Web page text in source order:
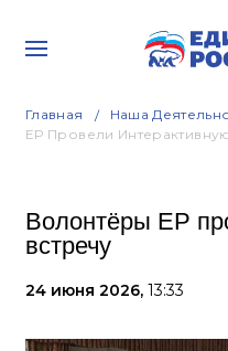
Главная Наша
ЕР Провели
Волонтёры ЕР
встречу
24 июня 2026, 13:33